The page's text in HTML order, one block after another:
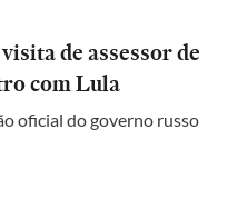
de assessor de
com Lula
oficial do governo russo